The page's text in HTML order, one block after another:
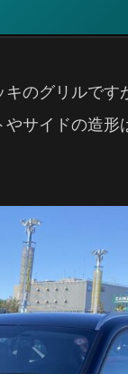
のグリルです
サイドの造形